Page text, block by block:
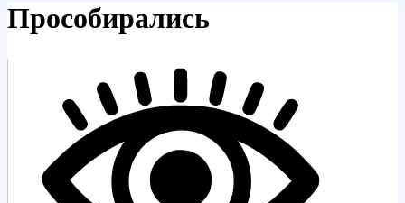
Прособирались